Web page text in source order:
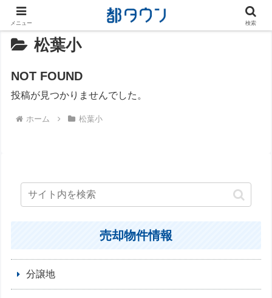
松葉小
NOT FOUND
投稿が見つかりませんでした。
ホーム 松葉小
売却物件情報
分譲地
メニュー 検索